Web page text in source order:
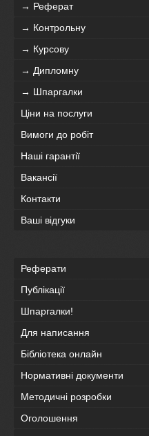
→ Реферат
→ Контрольну
→ Курсову
→ Дипломну
→ Шпаргалки
Ціни на послуги
Вимоги до робіт
Наші гарантії
Вакансії
Контакти
Ваші відгуки
Реферати
Публікації
Шпаргалки!
Для написання
Бібліотека онлайн
Нормативні документи
Методичні розробки
Оголошення